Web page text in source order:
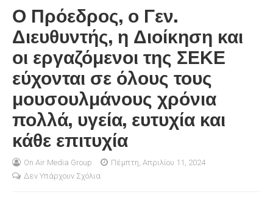
AKIN
NEW
Ο Πρόεδρος, ο Γεν.
Διευθυντής, η Διοίκηση και
οι εργαζόμενοι της ΣΕΚΕ
εύχονται σε όλους τους
μουσουλμάνους χρόνια
πολλά, υγεία, ευτυχία και
κάθε επιτυχία
On Air Media Group
Πέμπτη, Απριλίου 11, 2024
Δεν Υπάρχουν Σχόλια